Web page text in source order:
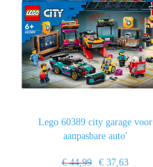
Lego 60389 city garage voor
aanpasbare auto'
€ 44,99 € 37,63